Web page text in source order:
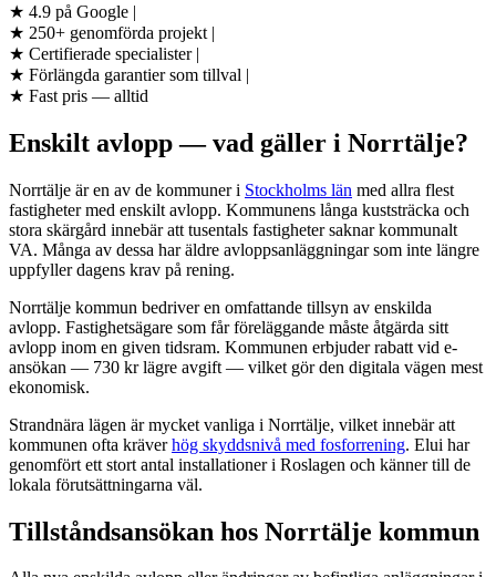
★ 4.9 på Google |
★ 250+ genomförda projekt |
★ Certifierade specialister |
★ Förlängda garantier som tillval |
★ Fast pris — alltid
Enskilt avlopp — vad gäller i Norrtälje?
Norrtälje är en av de kommuner i Stockholms län med allra flest
fastigheter med enskilt avlopp. Kommunens långa kuststräcka och
stora skärgård innebär att tusentals fastigheter saknar kommunalt
VA. Många av dessa har äldre avloppsanläggningar som inte längre
uppfyller dagens krav på rening.
Norrtälje kommun bedriver en omfattande tillsyn av enskilda
avlopp. Fastighetsägare som får föreläggande måste åtgärda sitt
avlopp inom en given tidsram. Kommunen erbjuder rabatt vid e-
ansökan — 730 kr lägre avgift — vilket gör den digitala vägen mest
ekonomisk.
Strandnära lägen är mycket vanliga i Norrtälje, vilket innebär att
kommunen ofta kräverhög skyddsnivå med fosforrening. Elui har
genomfört ett stort antal installationer i Roslagen och känner till de
lokala förutsättningarna väl.
Tillståndsansökan hos Norrtälje kommun